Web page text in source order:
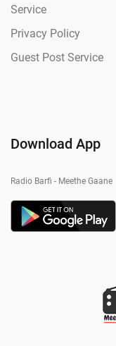
Service
Privacy Policy
Guest Post Service
Download App
Radio Barfi - Meethe Gaane